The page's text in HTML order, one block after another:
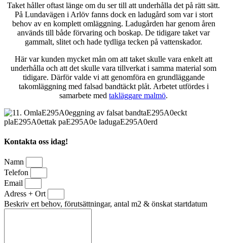
Taket håller oftast länge om du ser till att underhålla det på rätt sätt.
På Lundavägen i Arlöv fanns dock en ladugård som var i stort
behov av en komplett omläggning. Ladugården har genom åren
används till både förvaring och boskap. De tidigare taket var
gammalt, slitet och hade tydliga tecken på vattenskador.
Här var kunden mycket mån om att taket skulle vara enkelt att
underhålla och att det skulle vara tillverkat i samma material som
tidigare. Därför valde vi att genomföra en grundläggande
takomläggning med falsad bandtäckt plåt. Arbetet utfördes i
samarbete med takläggare malmö.
Kontakta oss idag!
Namn
Telefon
Email
Adress + Ort
Beskriv ert behov, förutsättningar, antal m2 & önskat startdatum